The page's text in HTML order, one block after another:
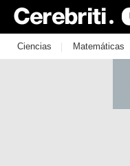
Ciencias | Matemáticas